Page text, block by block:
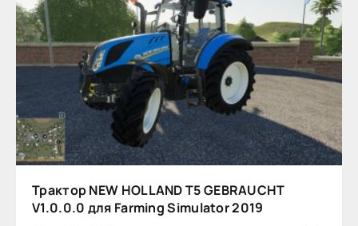
Трактор NEW HOLLAND T5 GEBRAUCHT
V1.0.0.0 для Farming Simulator 2019